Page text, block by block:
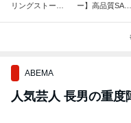
リングストー
ー】高品質SA
ABEMA
人気芸人 長男の重度